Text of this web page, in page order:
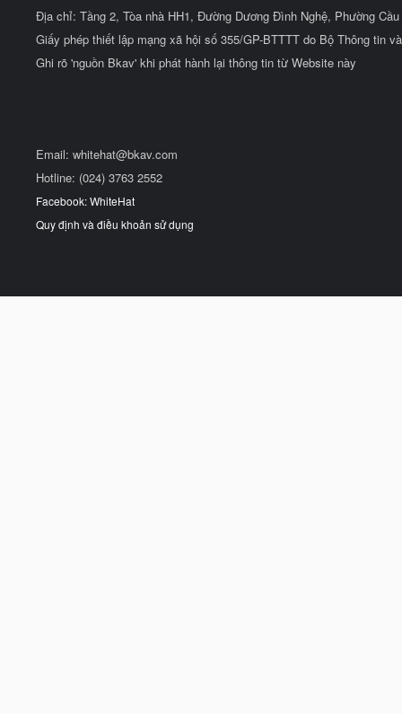
Địa chỉ: Tầng 2, Tòa nhà HH1, Đường Dương Đình Nghệ, Phường
Giấy phép thiết lập mạng xã hội số 355/GP-BTTTT do Bộ Thông tin
Ghi rõ 'nguồn Bkav' khi phát hành lại thông tin từ Website này
Email: whitehat@bkav.com
Hotline: (024) 3763 2552
Facebook: WhiteHat
Quy định và điều khoản sử dụng